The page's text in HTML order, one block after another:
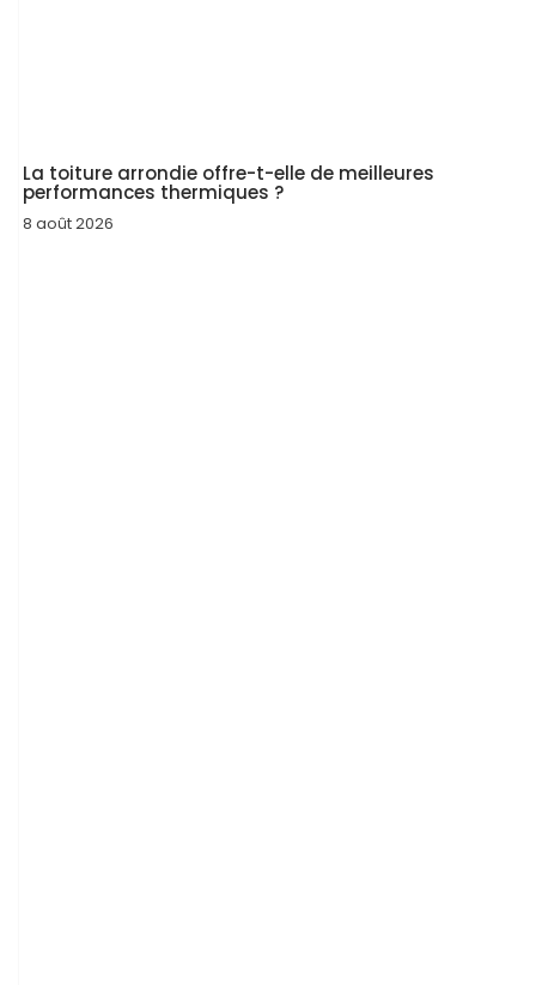
La toiture arrondie offre-t-elle de meilleures
performances thermiques ?
8 août 2026